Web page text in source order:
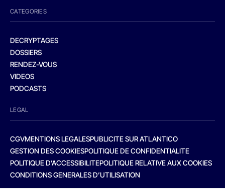
CATEGORIES
DECRYPTAGES
DOSSIERS
RENDEZ-VOUS
VIDEOS
PODCASTS
LEGAL
CGVMENTIONS LEGALESPUBLICITE SUR ATLANTICO
GESTION DES COOKIESPOLITIQUE DE CONFIDENTIALITE
POLITIQUE D’ACCESSIBILITEPOLITIQUE RELATIVE AUX COOKIES
CONDITIONS GENERALES D’UTILISATION